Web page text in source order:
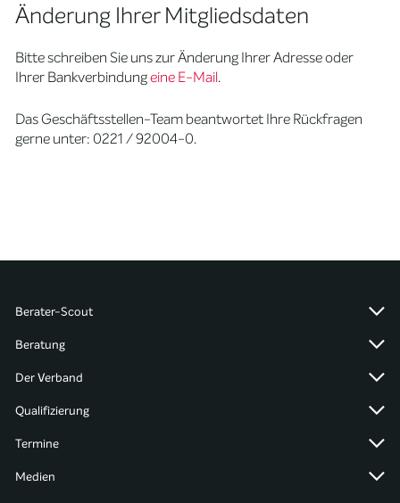
Änderung Ihrer Mitgliedsdaten
Bitte schreiben Sie uns zur Änderung Ihrer Adresse oder
Ihrer Bankverbindungeine E-Mail.
Das Geschäftsstellen-Team beantwortet Ihre Rückfragen
gerne unter: 0221 / 92004-0.
Berater-Scout
Beratung
Der Verband
Qualifizierung
Termine
Medien